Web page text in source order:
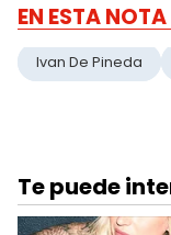
EN ESTA NOTA
Ivan De Pineda